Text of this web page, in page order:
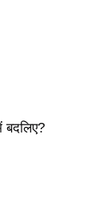
बदलिए?